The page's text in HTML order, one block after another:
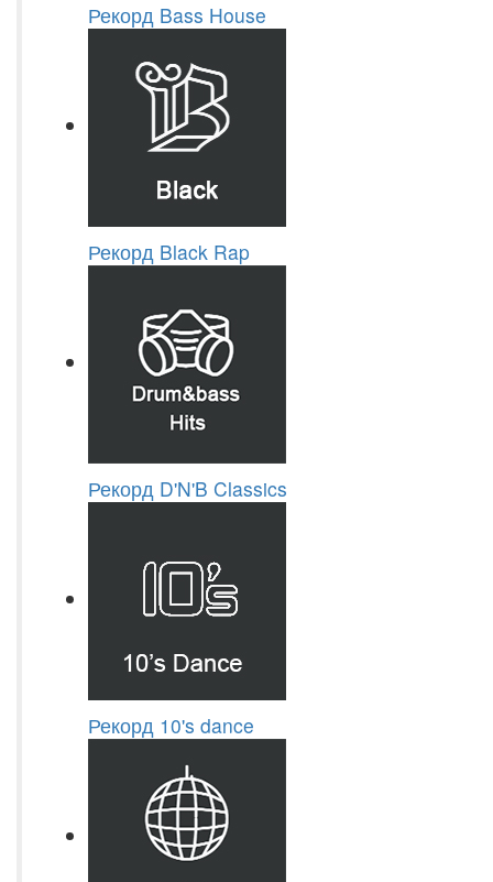
Рекорд Bass House
Рекорд Black Rap
Рекорд D'N'B Classics
Рекорд 10's dance